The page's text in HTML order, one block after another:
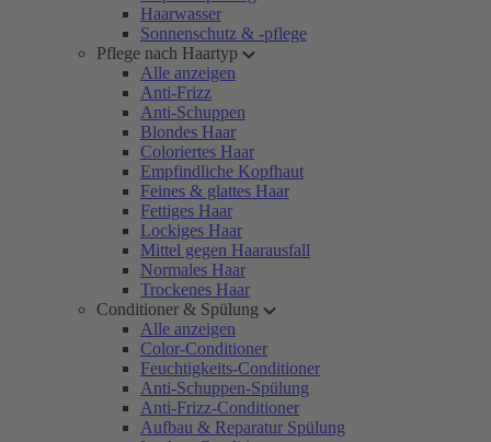
Haarwasser
Sonnenschutz & -pflege
Pflege nach Haartyp
Alle anzeigen
Anti-Frizz
Anti-Schuppen
Blondes Haar
Coloriertes Haar
Empfindliche Kopfhaut
Feines & glattes Haar
Fettiges Haar
Lockiges Haar
Mittel gegen Haarausfall
Normales Haar
Trockenes Haar
Conditioner & Spülung
Alle anzeigen
Color-Conditioner
Feuchtigkeits-Conditioner
Anti-Schuppen-Spülung
Anti-Frizz-Conditioner
Aufbau & Reparatur Spülung